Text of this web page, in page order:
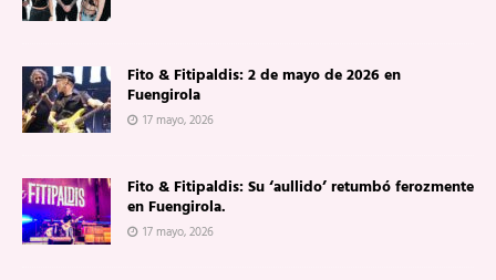
Fito & Fitipaldis: 2 de mayo de 2026 en
Fuengirola
17 mayo, 2026
Fito & Fitipaldis: Su ‘aullido’ retumbó ferozmente
en Fuengirola.
17 mayo, 2026